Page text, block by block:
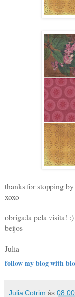
thanks for stopping
xoxo
obrigada pela visita! :)
beijos
Julia
follow my blog with
Julia Cotrim às 08:00